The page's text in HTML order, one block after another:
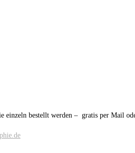
einzeln bestellt werden – gratis per Mail